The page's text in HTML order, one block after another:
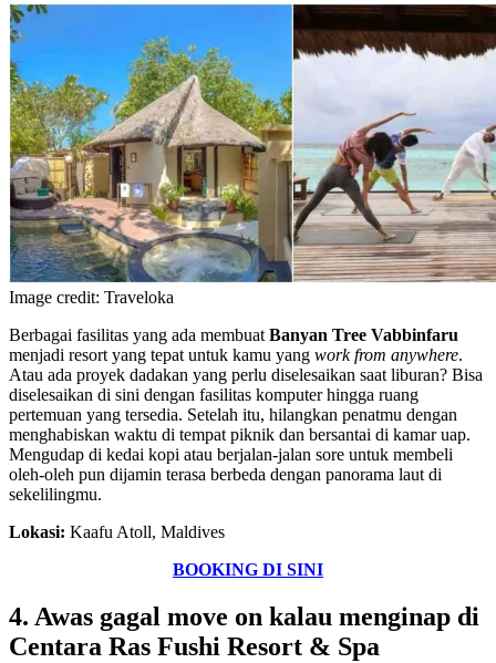
Image credit: Traveloka
Berbagai fasilitas yang ada membuat Banyan Tree Vabbinfaru
menjadi resort yang tepat untuk kamu yang work from anywhere.
Atau ada proyek dadakan yang perlu diselesaikan saat liburan? Bisa
diselesaikan di sini dengan fasilitas komputer hingga ruang
pertemuan yang tersedia. Setelah itu, hilangkan penatmu dengan
menghabiskan waktu di tempat piknik dan bersantai di kamar uap.
Mengudap di kedai kopi atau berjalan-jalan sore untuk membeli
oleh-oleh pun dijamin terasa berbeda dengan panorama laut di
sekelilingmu.
Lokasi: Kaafu Atoll, Maldives
BOOKING DI SINI
4. Awas gagal move on kalau menginap di
Centara Ras Fushi Resort & Spa